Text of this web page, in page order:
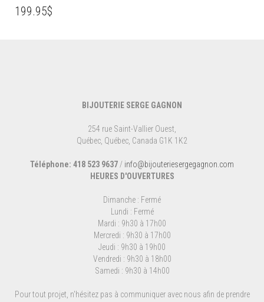
199.95$
BIJOUTERIE SERGE GAGNON
254 rue Saint-Vallier Ouest,
Québec, Québec, Canada G1K 1K2
Téléphone: 418 523 9637 / info@bijouteriesergegagnon.com
HEURES D'OUVERTURES
Dimanche : Fermé
Lundi : Fermé
Mardi : 9h30 à 17h00
Mercredi : 9h30 à 17h00
Jeudi : 9h30 à 19h00
Vendredi : 9h30 à 18h00
Samedi : 9h30 à 14h00
Pour tout projet, n'hésitez pas à communiquer avec nous afin de prendre